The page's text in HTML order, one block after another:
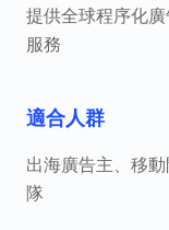
提供全球程序化
服務
適合人群
出海廣告主、移
隊